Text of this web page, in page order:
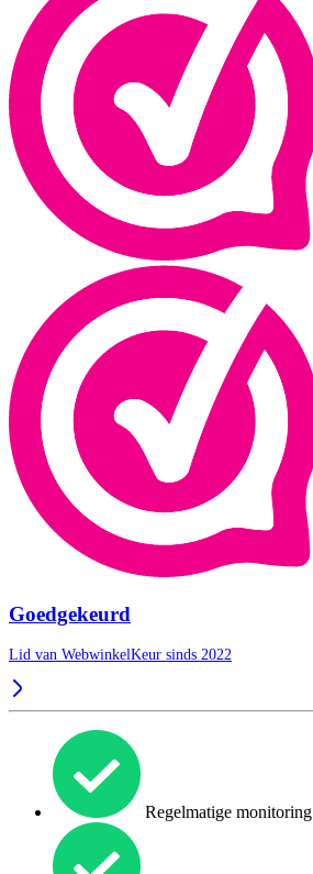
Goedgekeurd
Lid van WebwinkelKeur sinds 2022
Regelmatige monitoring